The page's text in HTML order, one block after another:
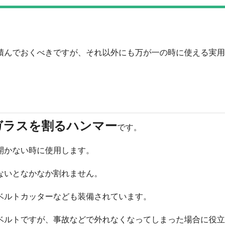
でおくべきですが、それ以外にも万が一の時に使える実用
スを割るハンマーです。
ない時に使用します。
となかなか割れません。
トカッターなども装備されています。
トですが、事故などで外れなくなってしまった場合に役立